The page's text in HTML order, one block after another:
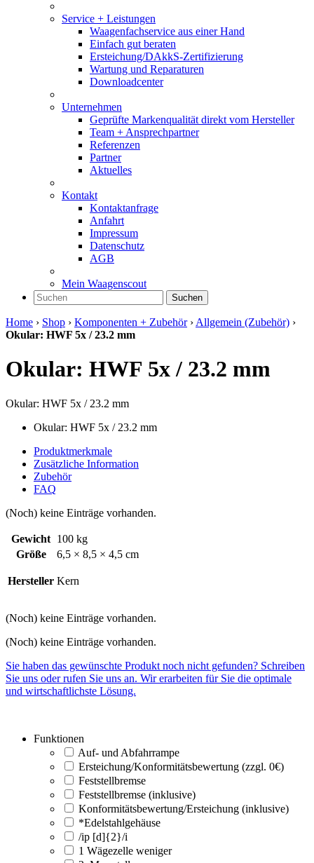
Service + Leistungen
Waagenfachservice aus einer Hand
Einfach gut beraten
Ersteichung/DAkkS-Zertifizierung
Wartung und Reparaturen
Downloadcenter
Unternehmen
Geprüfte Markenqualität direkt vom Hersteller
Team + Ansprechpartner
Referenzen
Partner
Aktuelles
Kontakt
Kontaktanfrage
Anfahrt
Impressum
Datenschutz
AGB
Mein Waagenscout
Suchen
Home › Shop › Komponenten + Zubehör› Allgemein (Zubehör) ›
Okular: HWF 5x / 23.2 mm
Okular: HWF 5x / 23.2 mm
Okular: HWF 5x / 23.2 mm
Okular: HWF 5x / 23.2 mm
Produktmerkmale
Zusätzliche Information
Zubehör
FAQ
(Noch) keine Einträge vorhanden.
Gewicht 100 kg
Größe
6,5 × 8,5 × 4,5 cm
Hersteller Kern
(Noch) keine Einträge vorhanden.
(Noch) keine Einträge vorhanden.
Sie haben das gewünschte Produkt noch nicht gefunden? Schreiben
Sie uns oder rufen Sie uns an. Wir erarbeiten für Sie die optimale
und wirtschaftlichste Lösung.
Funktionen
Auf- und Abfahrrampe
Ersteichung/Konformitätsbewertung (zzgl. 0€)
Feststellbremse
Feststellbremse (inklusive)
Konformitätsbewertung/Ersteichung (inklusive)
*Edelstahlgehäuse
/ip [d]{2}/i
1 Wägezelle weniger